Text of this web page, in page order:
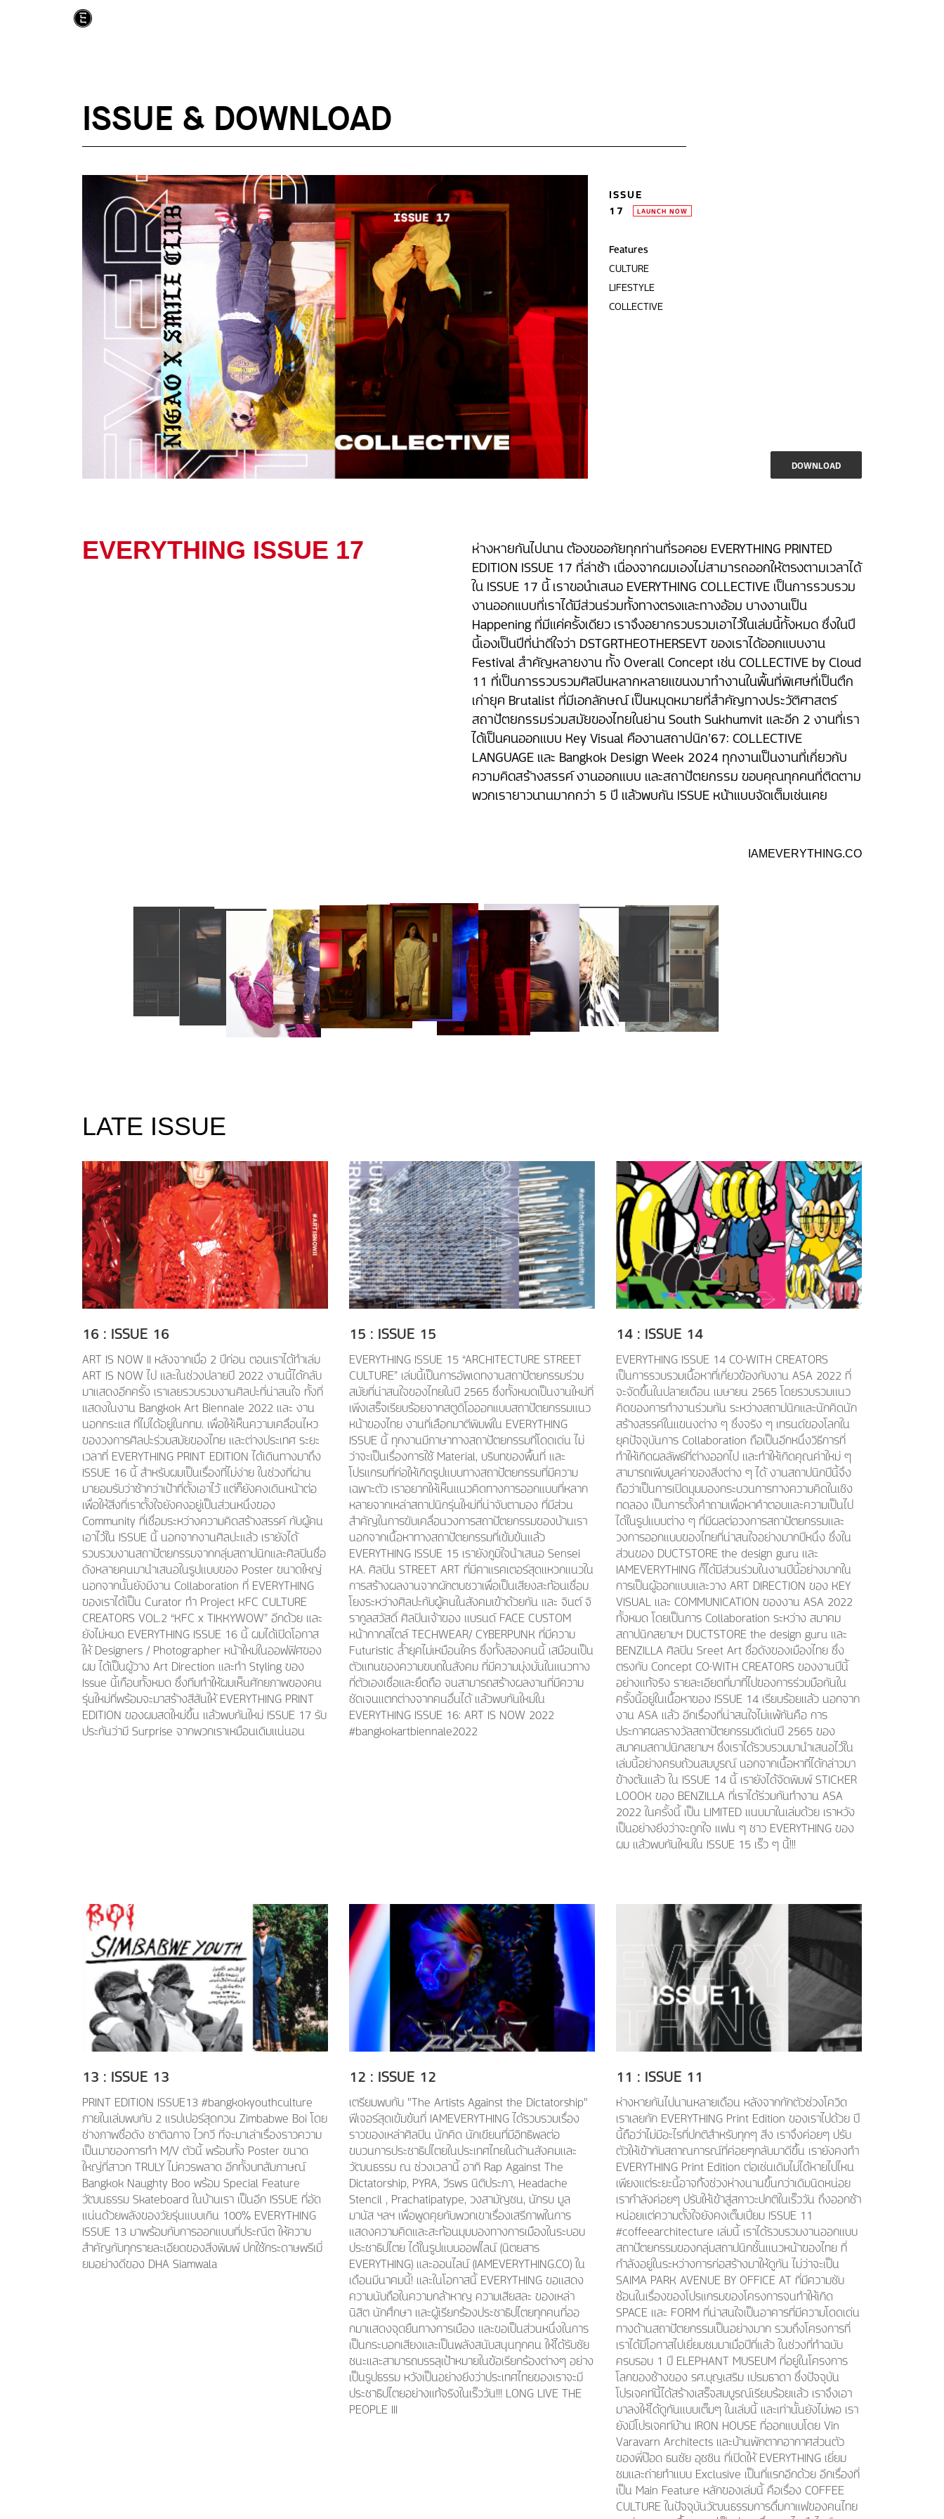
ISSUE & DOWNLOAD
ISSUE
17
LAUNCH NOW
Features
CULTURE
LIFESTYLE
COLLECTIVE
DOWNLOAD
EVERYTHING ISSUE 17
ห่างหายกันไปนาน ต้องขออภัยทุกท่านที่รอคอย EVERYTHING PRINTED
EDITION ISSUE 17 ที่ล่าช้า เนื่องจากผมเองไม่สามารถออกให้ตรงตามเวลาได้
ใน ISSUE 17 นี้ เราขอนำเสนอ EVERYTHING COLLECTIVE เป็นการรวบรวม
งานออกแบบที่เราได้มีส่วนร่วมทั้งทางตรงและทางอ้อม บางงานเป็น
Happening ที่มีแค่ครั้งเดียว เราจึงอยากรวบรวมเอาไว้ในเล่มนี้ทั้งหมด ซึ่งในปี
นี้เองเป็นปีที่น่าดีใจว่า DSTGRTHEOTHERSEVT ของเราได้ออกแบบงาน
Festival สำคัญหลายงาน ทั้ง Overall Concept เช่น COLLECTIVE by Cloud
11 ที่เป็นการรวบรวมศิลปินหลากหลายแขนงมาทำงานในพื้นที่พิเศษที่เป็นตึก
เก่ายุค Brutalist ที่มีเอกลักษณ์ เป็นหมุดหมายที่สำคัญทางประวัติศาสตร์
สถาปัตยกรรมร่วมสมัยของไทยในย่าน South Sukhumvit และอีก 2 งานที่เรา
ได้เป็นคนออกแบบ Key Visual คืองานสถาปนิก’67: COLLECTIVE
LANGUAGE และ Bangkok Design Week 2024 ทุกงานเป็นงานที่เกี่ยวกับ
ความคิดสร้างสรรค์ งานออกแบบ และสถาปัตยกรรม ขอบคุณทุกคนที่ติดตาม
พวกเรายาวนานมากกว่า 5 ปี แล้วพบกัน ISSUE หน้าแบบจัดเต็มเช่นเคย
IAMEVERYTHING.CO
LATE ISSUE
16 : ISSUE 16
ART IS NOW II หลังจากเมื่อ 2 ปีก่อน ตอนเราได้ทำเล่ม
ART IS NOW ไป เเละในช่วงปลายปี 2022 งานนี้ได้กลับ
มาแสดงอีกครั้ง เราเลยรวบรวมงานศิลปะที่น่าสนใจ ทั้งที่
แสดงในงาน Bangkok Art Biennale 2022 และ งาน
นอกกระแส ที่ไม่ได้อยู่ในกทม. เพื่อให้เห็นความเคลื่อนไหว
ของวงการศิลปะร่วมสมัยของไทย และต่างประเทศ ระยะ
เวลาที่ EVERYTHING PRINT EDITION ได้เดินทางมาถึง
ISSUE 16 นี้ สำหรับผมเป็นเรื่องที่ไม่ง่าย ในช่วงที่ผ่าน
มายอมรับว่าช้ากว่าเป้าที่ตั้งเอาไว้ แต่ก็ยังคงเดินหน้าต่อ
เพื่อให้สิ่งที่เราตั้งใจยังคงอยู่เป็นส่วนหนึ่งของ
Community ที่เชื่อมระหว่างความคิดสร้างสรรค์ กับผู้คน
เอาไว้ใน ISSUE นี้ นอกจากงานศิลปะแล้ว เรายังได้
รวบรวมงานสถาปัตยกรรมจากกลุ่มสถาปนิกและศิลปินชื่อ
ดังหลายคนมานำเสนอในรูปแบบของ Poster ขนาดใหญ่
นอกจากนั้นยังมีงาน Collaboration ที่ EVERYTHING
ของเราได้เป็น Curator ทำ Project KFC CULTURE
CREATORS VOL.2 “KFC x TIKKYWOW” อีกด้วย และ
ยังไม่หมด EVERYTHING ISSUE 16 นี้ ผมได้เปิดโอกาส
ให้ Designers / Photographer หน้าใหม่ในออฟฟิศของ
ผม ได้เป็นผู้วาง Art Direction เเละทำ Styling ของ
Issue นี้เกือบทั้งหมด ซึ่งทีมทำให้ผมเห็นศักยภาพของคน
รุ่นใหม่ที่พร้อมจะมาสร้างสีสันให้ EVERYTHING PRINT
EDITION ของผมสดใหม่ขึ้น เเล้วพบกันใหม่ ISSUE 17 รับ
ประกันว่ามี Surprise จากพวกเราเหมือนเดิมเเน่นอน
15 : ISSUE 15
EVERYTHING ISSUE 15 “ARCHITECTURE STREET
CULTURE” เล่มนี้เป็นการอัพเดทงานสถาปัตยกรรมร่วม
สมัยที่น่าสนใจของไทยในปี 2565 ซึ่งทั้งหมดเป็นงานใหม่ที่
เพิ่งเสร็จเรียบร้อยจากสตูดิโอออกแบบสถาปัตยกรรมแนว
หน้าของไทย งานที่เลือกมาตีพิมพ์ใน EVERYTHING
ISSUE นี้ ทุกงานมีภาษาทางสถาปัตยกรรมที่โดดเด่น ไม่
ว่าจะเป็นเรื่องการใช้ Material, บริบทของพื้นที่ และ
โปรแกรมที่ก่อให้เกิดรูปแบบทางสถาปัตยกรรมที่มีความ
เฉพาะตัว เราอยากให้เห็นเเนวคิดทางการออกแบบที่หลาก
หลายจากเหล่าสถาปนิกรุ่นใหม่ที่น่าจับตามอง ที่มีส่วน
สำคัญในการขับเคลื่อนวงการสถาปัตยกรรมของบ้านเรา
นอกจากเนื้อหาทางสถาปัตยกรรมที่เข้มข้นแล้ว
EVERYTHING ISSUE 15 เรายังภูมิใจนำเสนอ Sensei
KA. ศิลปิน STREET ART ที่มีคาเเรคเตอร์สุดเเหวกเเนวใน
การสร้างผลงานจากผักตบชวาเพื่อเป็นเสียงสะท้อนเชื่อม
โยงระหว่างศิลปะกับผู้คนในสังคมเข้าด้วยกัน และ จินต์ จิ
รากูลสวัสดิ์ ศิลปินเจ้าของ เเบรนด์ FACE CUSTOM
หน้ากากสไตล์ TECHWEAR/ CYBERPUNK ที่มีความ
Futuristic ล้ำยุคไม่เหมือนใคร ซึ่งทั้งสองคนนี้ เสมือนเป็น
ตัวแทนของความขบถในสังคม ที่มีความมุ่งมั่นในเเนวทาง
ที่ตัวเองเชื่อเเละยึดถือ จนสามารถสร้างผลงานที่มีความ
ชัดเจนเเตกต่างจากคนอื่นได้ เเล้วพบกันใหม่ใน
EVERYTHING ISSUE 16: ART IS NOW 2022
#bangkokartbiennale2022
14: ISSUE 14
EVERYTHING ISSUE 14 CO-WITH CREATORS
เป็นการรวบรวมเนื้อหาที่เกี่ยวข้องกับงาน ASA 2022 ที่
จะจัดขึ้นในปลายเดือน เมษายน 2565 โดยรวบรวมเเนว
คิดของการทำงานร่วมกัน ระหว่างสถาปนิกเเละนักคิดนัก
สร้างสรรค์ในเเขนงต่าง ๆ ซึ่งจริง ๆ เทรนด์ของโลกใน
ยุคปัจจุบันการ Collaboration ถือเป็นอีกหนึ่งวิธีการที่
ทำให้เกิดผลลัพธ์ที่ต่างออกไป เเละทำให้เกิดคุณค่าใหม่ ๆ
สามารถเพิ่มมูลค่าของสิ่งต่าง ๆ ได้ งานสถาปนิกปีนี้จึง
ถือว่าเป็นการเปิดมุมมองกระบวนการทางความคิดในเชิง
ทดลอง เป็นการตั้งคำถามเพื่อหาคำตอบเเละความเป็นไป
ได้ในรูปแบบต่าง ๆ ที่มีผลต่อวงการสถาปัตยกรรมเเละ
วงการออกแบบของไทยที่น่าสนใจอย่างมากปีหนึ่ง ซึ่งใน
ส่วนของ DUCTSTORE the design guru เเละ
IAMEVERYTHING ก็ได้มีส่วนร่วมในงานปีนี้อย่างมากใน
การเป็นผู้ออกแบบเเละวาง ART DIRECTION ของ KEY
VISUAL เเละ COMMUNICATION ของงาน ASA 2022
ทั้งหมด โดยเป็นการ Collaboration ระหว่าง สมาคม
สถาปนิกสยามฯ DUCTSTORE the design guru เเละ
BENZILLA ศิลปิน Sreet Art ชื่อดังของเมืองไทย ซึ่ง
ตรงกับ Concept CO-WITH CREATORS ของงานปีนี้
อย่างเเท้จริง รายละเอียดที่มาที่ไปของการร่วมมือกันใน
ครั้งนี้อยู่ในเนื้อหาของ ISSUE 14 เรียบร้อยเเล้ว นอกจาก
งาน ASA แล้ว อีกเรื่องที่น่าสนใจไม่เเพ้กันคือ การ
ประกาศผลรางวัลสถาปัตยกรรมดีเด่นปี 2565 ของ
สมาคมสถาปนิกสยามฯ ซึ่งเราได้รวบรวมมานำเสนอไว้ใน
เล่มนี้อย่างครบถ้วนสมบูรณ์ นอกจากเนื้อหาที่ได้กล่าวมา
ข้างต้นเเล้ว ใน ISSUE 14 นี้ เรายังได้จัดพิมพ์ STICKER
LOOOK ของ BENZILLA ที่เราได้ร่วมกันทำงาน ASA
2022 ในครั้งนี้ เป็น LIMITED เเนบมาในเล่มด้วย เราหวัง
เป็นอย่างยิ่งว่าจะถูกใจ เเฟน ๆ ชาว EVERYTHING ของ
ผม เเล้วพบกันใหม่ใน ISSUE 15 เร็ว ๆ นี้!!!
13 : ISSUE 13
PRINT EDITION ISSUE13 #bangkokyouthculture
ภายในเล่มพบกับ 2 แรปเปอร์สุดกวน Zimbabwe Boi โดย
ช่างภาพชื่อดัง ชาติฉกาจ ไวกวี ที่จะมาเล่าเรื่องราวความ
เป็นมาของการทำ M/V ตัวนี้ พร้อมทั้ง Poster ขนาด
ใหญ่ที่สาวก TRULY ไม่ควรพลาด อีกทั้งบทสัมภาษณ์
Bangkok Naughty Boo พร้อม Special Feature
วัฒนธรรม Skateboard ในบ้านเรา เป็นอีก ISSUE ที่อัด
แน่นด้วยพลังของวัยรุ่นแบบเกิน 100% EVERYTHING
ISSUE 13 มาพร้อมกับการออกแบบที่ประณีต ให้ความ
สำคัญกับทุกรายละเอียดของสิ่งพิมพ์ ปกใช้กระดาษพรีเมี่
ยมอย่างดีของ DHA Siamwala
12 : ISSUE 12
เตรียมพบกับ "The Artists Against the Dictatorship"
ฟีเจอร์สุดเข้มข้นที่ IAMEVERYTHING ได้รวบรวมเรื่อง
ราวของเหล่าศิลปิน นักคิด นักเขียนที่มีอิทธิพลต่อ
ขบวนการประชาธิปไตยในประเทศไทยในด้านสังคมเเละ
วัฒนธรรม ณ ช่วงเวลานี้ อาทิ Rap Against The
Dictatorship, PYRA, วีรพร นิติประภา, Headache
Stencil , Prachatipatype, วงสามัญชน, นักรบ มูล
มานัส ฯลฯ เพื่อพูดคุยกับพวกเขาเรื่องเสรีภาพในการ
แสดงความคิดและสะท้อนมุมมองทางการเมืองในระบอบ
ประชาธิปไตย ได้ในรูปแบบออฟไลน์ (นิตยสาร
EVERYTHING) และออนไลน์ (IAMEVERYTHING.CO) ใน
เดือนมีนาคมนี้! เเละในโอกาสนี้ EVERYTHING ขอเเสดง
ความนับถือในความกล้าหาญ ความเสียสละ ของเหล่า
นิสิต นักศึกษา เเละผู้เรียกร้องประชาธิปไตยทุกคนที่ออ
กมาเเสดงจุดยืนทางการเมือง เเละขอเป็นส่วนหนึ่งในการ
เป็นกระบอกเสียงเเละเป็นพลังสนับสนุนทุกคน ให้ได้รับชัย
ชนะเเละสามารถบรรลุเป้าหมายในข้อเรียกร้องต่างๆ อย่าง
เป็นรูปธรรม หวังเป็นอย่างยิ่งว่าประเทศไทยของเราจะมี
ประชาธิปไตยอย่างเเท้จริงในเร็ววัน!!! LONG LIVE THE
PEOPLE III
11 : ISSUE 11
ห่างหายกันไปนานหลายเดือน หลังจากกักตัวช่วงโควิด
เราเลยกัก EVERYTHING Print Edition ของเราไปด้วย ปี
นี้ถือว่าไม่มีอะไรที่ปกติสำหรับทุกๆ สิ่ง เราจึงค่อยๆ ปรับ
ตัวให้เข้ากับสถาณการณ์ที่ค่อยๆกลับมาดีขึ้น เรายังคงทำ
EVERYTHING Print Edition ต่อเช่นเดิมไม่ได้หายไปไหน
เพียงเเต่ระยะนี้อาจทิ้งช่วงห่างนานขึ้นกว่าเดิมนิดหน่อย
เรากำลังค่อยๆ ปรับให้เข้าสู่สภาวะปกติในเร็ววัน ถึงออกช้า
หน่อยเเต่ความตั้งใจยังคงเต็มเปี่ยม ISSUE 11
#coffeearchitecture เล่มนี้ เราได้รวบรวมงานออกเเบบ
สถาปัตยกรรมของกลุ่มสถาปนิกชั้นเเนวหน้าของไทย ที่
กำลังอยู่ในระหว่างการก่อสร้างมาให้ดูกัน ไม่ว่าจะเป็น
SAIMA PARK AVENUE BY OFFICE AT ที่มีความซับ
ซ้อนในเรื่องของโปรเเกรมของโครงการจนทำให้เกิด
SPACE เเละ FORM ที่น่าสนใจเป็นอาคารที่มีความโดดเด่น
ทางด้านสถาปัตยกรรมเป็นอย่างมาก รวมถึงโครงการที่
เราได้มีโอกาสไปเยี่ยมชมมาเมื่อปีที่เเล้ว ในช่วงที่ทำฉบับ
ครบรอบ 1 ปี ELEPHANT MUSEUM ที่อยู่ในโครงการ
โลกของช้างของ รศ.บุญเสริม เปรมธาดา ซึ่งปัจจุบัน
โปรเจคท์นี้ได้สร้างเสร็จสมบูรณ์เรียบร้อยเเล้ว เราจึงเอา
มาลงให้ได้ดูกันเเบบเต็มๆ ในเล่มนี้ เเละเท่านั้นยังไม่พอ เรา
ยังมีโปรเจคท์บ้าน IRON HOUSE ที่ออกแบบโดย Vin
Varavarn Architects เเละบ้านพักตากอากาศส่วนตัว
ของพี่ป๊อด ธนชัย อุชชิน ที่เปิดให้ EVERYTHING เยี่ยม
ชมเเละถ่ายทำเเบบ Exclusive เป็นที่เเรกอีกด้วย อีกเรื่องที่
เป็น Main Feature หลักของเล่มนี้ คือเรื่อง COFFEE
CULTURE ในปัจจุบันวัฒนธรรมการดื่มกาเเฟของคนไทย